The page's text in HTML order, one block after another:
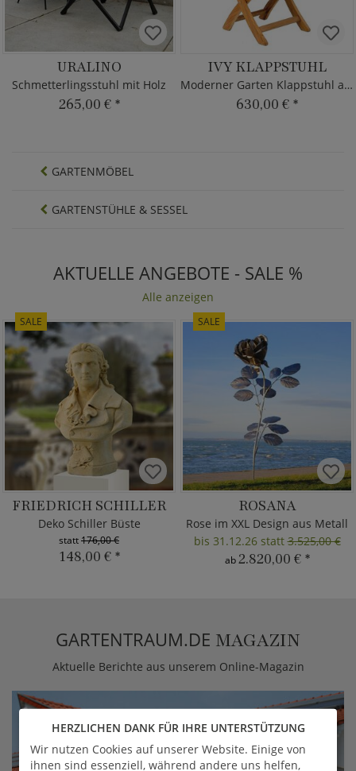
URALINO
Schmetterlingsstuhl mit Holz
265,00 € *
IVY KLAPPSTUHL
Moderner Garten Klappstuhl aus Teak Holz
630,00 € *
GARTENMÖBEL
GARTENSTÜHLE & SESSEL
AKTUELLE ANGEBOTE - SALE %
Alle anzeigen
SALE
FRIEDRICH SCHILLER
Deko Schiller Büste
statt176,00 €
148,00 € *
SALE
ROSANA
Rose im XXL Design aus Metall
bis 31.12.26 statt3.525,00 €
ab2.820,00 € *
GARTENTRAUM.DE MAGAZIN
Aktuelle Berichte aus unserem Online-Magazin
HERZLICHEN DANK FÜR IHRE UNTERSTÜTZUNG
Wir nutzen Cookies auf unserer Website. Einige von
ihnen sind essenziell, während andere uns helfen,